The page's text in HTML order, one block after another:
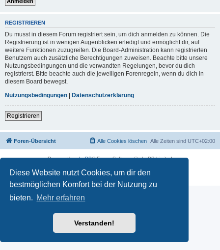
Diese Website nutzt Cookies, um dir den
bestmöglichen Komfort bei der Nutzung zu
bieten. Mehr erfahren
Verstanden!
REGISTRIEREN
Du musst in diesem Forum registriert sein, um dich anmelden zu können. Die
Registrierung ist in wenigen Augenblicken erledigt und ermöglicht dir, auf
weitere Funktionen zuzugreifen. Die Board-Administration kann registrierten
Benutzern auch zusätzliche Berechtigungen zuweisen. Beachte bitte unsere
Nutzungsbedingungen und die verwandten Regelungen, bevor du dich
registrierst. Bitte beachte auch die jeweiligen Forenregeln, wenn du dich in
diesem Board bewegst.
Nutzungsbedingungen | Datenschutzerklärung
Registrieren
Foren-Übersicht Alle Zeiten sind UTC+02:00
Alle Cookies löschen
Powered byphpBB® Forum Software © phpBB Limited
Datenschutz|Nutzungsbedingungen